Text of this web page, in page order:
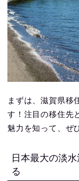
まずは、滋賀県移
す！注目の移住先
魅力を知って、ぜ
日本最大の淡
る